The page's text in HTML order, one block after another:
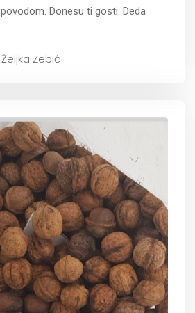
Donesu ti gosti. Deda
Željka Zebić